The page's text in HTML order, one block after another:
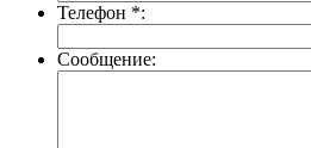
Телефон *:
Сообщение: